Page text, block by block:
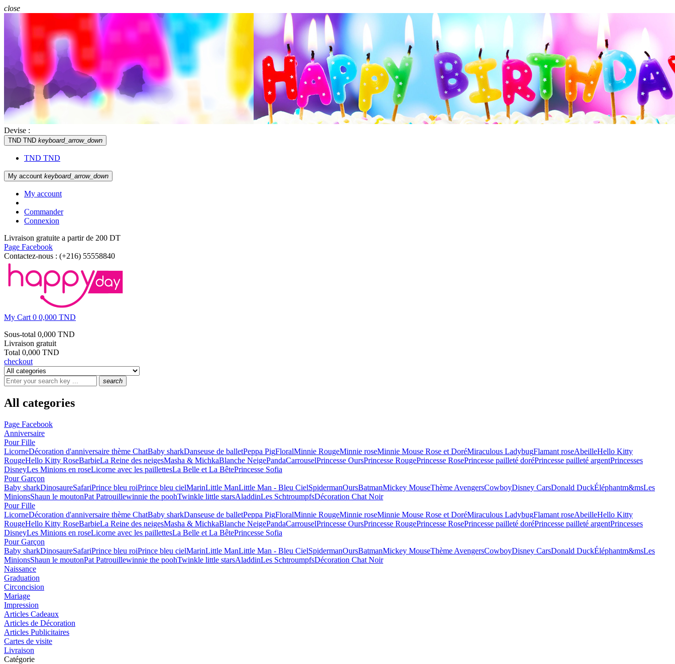
close
Devise :
TND TND keyboard_arrow_down
TND TND
My account keyboard_arrow_down
My account
Commander
Connexion
Livraison gratuite a partir de 200 DT
Page Facebook
Contactez-nous : (+216) 55558840
My Cart 0 0,000 TND
Sous-total 0,000 TND
Livraison gratuit
Total 0,000 TND
checkout
search
All categories
Page Facebook
Anniversaire
Pour Fille
LicorneDécoration d'anniversaire thème ChatBaby sharkDanseuse de balletPeppa PigFloralMinnie RougeMinnie roseMinnie Mouse Rose et DoréMiraculous LadybugFlamant roseAbeilleHello Kitty
RougeHello Kitty RoseBarbieLa Reine des neigesMasha & MichkaBlanche NeigePandaCarrouselPrincesse OursPrincesse RougePrincesse RosePrincesse pailleté doréPrincesse pailleté argentPrincesses
DisneyLes Minions en roseLicorne avec les paillettesLa Belle et La BêtePrincesse Sofia
Pour Garçon
Baby sharkDinosaureSafariPrince bleu roiPrince bleu cielMarinLittle ManLittle Man - Bleu CielSpidermanOursBatmanMickey MouseThème AvengersCowboyDisney CarsDonald DuckÉléphantm&msLes
MinionsShaun le moutonPat Patrouillewinnie the poohTwinkle little starsAladdinLes SchtroumpfsDécoration Chat Noir
Pour Fille
LicorneDécoration d'anniversaire thème ChatBaby sharkDanseuse de balletPeppa PigFloralMinnie RougeMinnie roseMinnie Mouse Rose et DoréMiraculous LadybugFlamant roseAbeilleHello Kitty
RougeHello Kitty RoseBarbieLa Reine des neigesMasha & MichkaBlanche NeigePandaCarrouselPrincesse OursPrincesse RougePrincesse RosePrincesse pailleté doréPrincesse pailleté argentPrincesses
DisneyLes Minions en roseLicorne avec les paillettesLa Belle et La BêtePrincesse Sofia
Pour Garçon
Baby sharkDinosaureSafariPrince bleu roiPrince bleu cielMarinLittle ManLittle Man - Bleu CielSpidermanOursBatmanMickey MouseThème AvengersCowboyDisney CarsDonald DuckÉléphantm&msLes
MinionsShaun le moutonPat Patrouillewinnie the poohTwinkle little starsAladdinLes SchtroumpfsDécoration Chat Noir
Naissance
Graduation
Circoncision
Mariage
Impression
Articles Cadeaux
Articles de Décoration
Articles Publicitaires
Cartes de visite
Livraison
Catégorie